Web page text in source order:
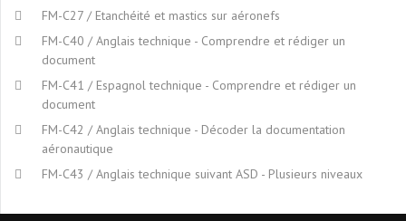
FM-C27 / Etanchéité et mastics sur aéronefs
FM-C40 / Anglais technique - Comprendre et rédiger un
document
FM-C41 / Espagnol technique - Comprendre et rédiger un
document
FM-C42 / Anglais technique - Décoder la documentation
aéronautique
FM-C43 / Anglais technique suivant ASD - Plusieurs niveaux